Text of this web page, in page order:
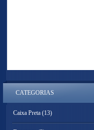
CATEGORIAS
Caixa Preta (13)